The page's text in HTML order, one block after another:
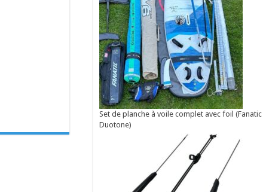
Set de planche à voile complet avec foil
Duotone)